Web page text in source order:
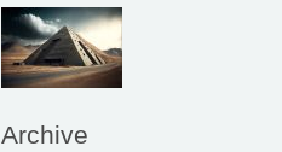
Archive